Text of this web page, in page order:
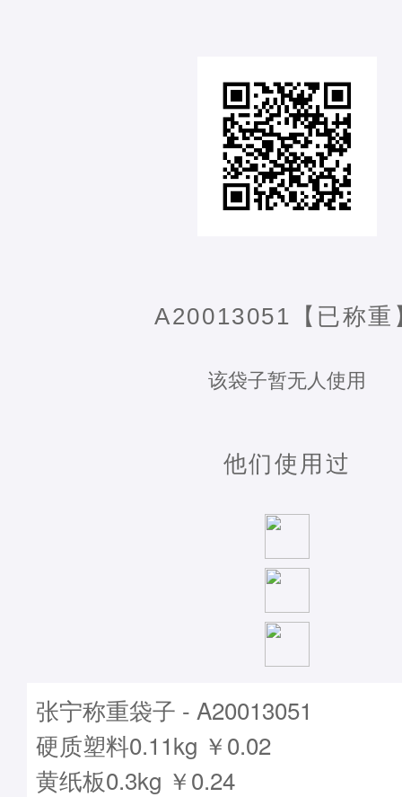
A20013051【已称重
该袋子暂无人使用
他们使用过
张宁称重袋子 - A20013051
硬质塑料0.11kg ￥0.02
黄纸板0.3kg ￥0.24